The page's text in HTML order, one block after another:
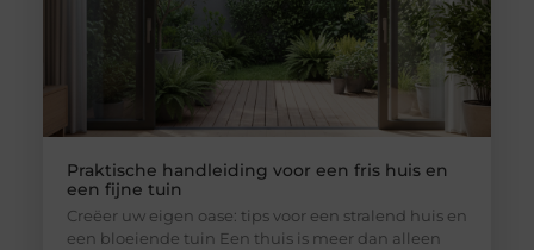
Praktische handleiding voor een fris huis en
een fijne tuin
Creëer uw eigen oase: tips voor een stralend huis en
een bloeiende tuin Een thuis is meer dan alleen